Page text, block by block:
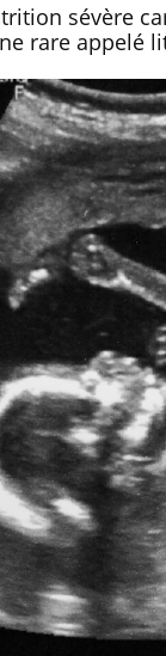
sévère
rare appelé
TDAH
États-
enfin
HAS